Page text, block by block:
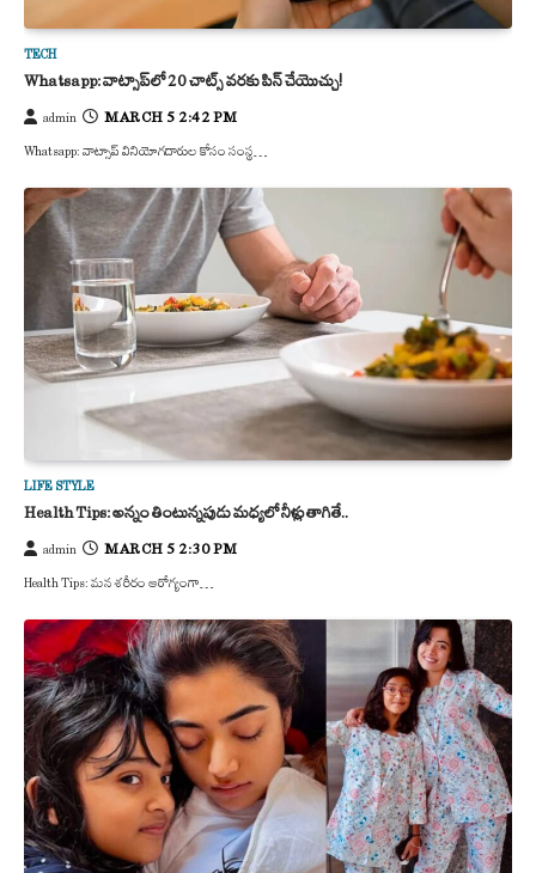
TECH
Whatsapp: వాట్సాప్‌లో 20 చాట్స్ వరకు పిన్ చేయొచ్చు!
admin MARCH 5 2:42 PM
Whatsapp: వాట్సాప్ వినియోగదారుల కోసం సంస్థ…
LIFE STYLE
Health Tips: అన్నం తింటున్నపుడు మధ్యలో నీళ్లు తాగితే..
admin MARCH 5 2:30 PM
Health Tips: మన శరీరం ఆరోగ్యంగా…